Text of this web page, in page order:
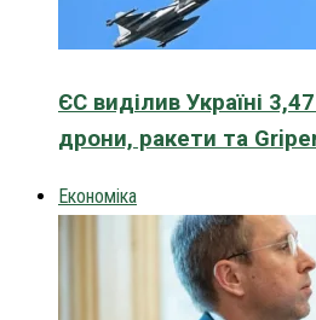
ЄС виділив Україні
дрони, ракети та
Економіка